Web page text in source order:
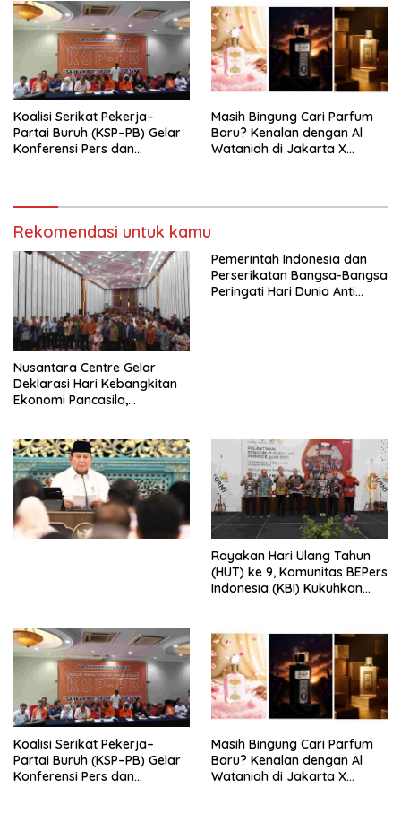
Tema: “Penguatan dan
Pengembangan Organisasi
KBI yang Berbasis Riset di
seluruh Indonesia dan
Mancanegara”.
Koalisi Serikat Pekerja–
Partai Buruh (KSP–PB) Gelar
Konferensi Pers dan
Masih Bingung Cari Parfum
Baru? Kenalan dengan Al
Wataniah di Jakarta X
Rekomendasi untuk kamu
Nusantara Centre Gelar
Deklarasi Hari Kebangkitan
Ekonomi Pancasila,
Penjajahan (Pergolakan
Ekonomi Politik Indonesia) &
Simposium Nasional “Urgensi
Undang-Undang
Perekonomian Nasional dan
Kesejahteraan Sosial dalam
Pemerintah Indonesia dan
Perserikatan Bangsa-Bangsa
Peringati Hari Dunia Anti
Rayakan Hari Ulang Tahun
(HUT) ke 9, Komunitas BEPers
Indonesia (KBI) Kukuhkan
Tema: “Penguatan dan
Pengembangan Organisasi
KBI yang Berbasis Riset di
seluruh Indonesia dan
Mancanegara”.
Koalisi Serikat Pekerja–
Partai Buruh (KSP–PB) Gelar
Konferensi Pers dan
Masih Bingung Cari Parfum
Baru? Kenalan dengan Al
Wataniah di Jakarta X